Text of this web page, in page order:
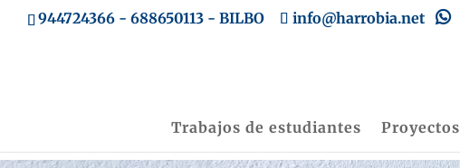
944724366 - 688650113 - BILBO info@harrobia.net
Trabajos de estudiantes Proyectos